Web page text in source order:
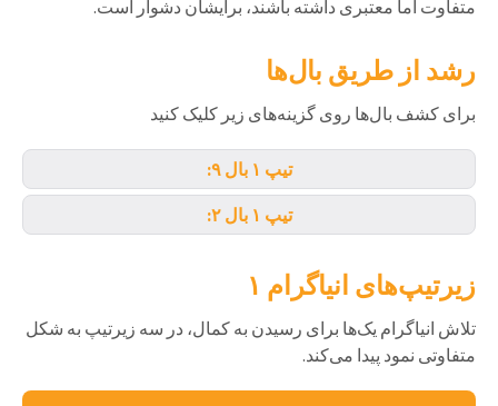
متفاوت اما معتبری داشته باشند، برایشان دشوار است.
رشد از طریق بال‌ها
برای کشف بال‌ها روی گزینه‌های زیر کلیک کنید
تیپ ۱ بال ۹:
تیپ ۱ بال ۲:
زیرتیپ‌های انیاگرام ۱
تلاش انیاگرام یک‌ها برای رسیدن به کمال، در سه زیرتیپ به شکل
متفاوتی نمود پیدا می‌کند.